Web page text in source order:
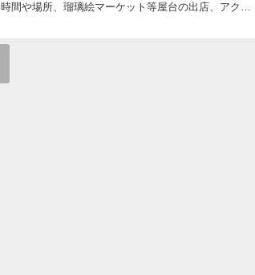
間や場所、瑠璃絵マーケット等屋台の出店、アクセ
ます。...